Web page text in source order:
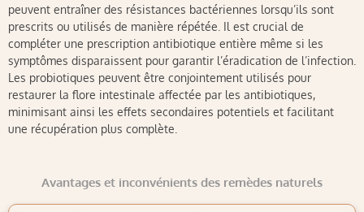
peuvent entraîner des résistances bactériennes lorsqu’ils sont
prescrits ou utilisés de manière répétée. Il est crucial de
compléter une prescription antibiotique entière même si les
symptômes disparaissent pour garantir l’éradication de l’infection.
Les probiotiques peuvent être conjointement utilisés pour
restaurer la flore intestinale affectée par les antibiotiques,
minimisant ainsi les effets secondaires potentiels et facilitant
une récupération plus complète.
Avantages et inconvénients des remèdes naturels